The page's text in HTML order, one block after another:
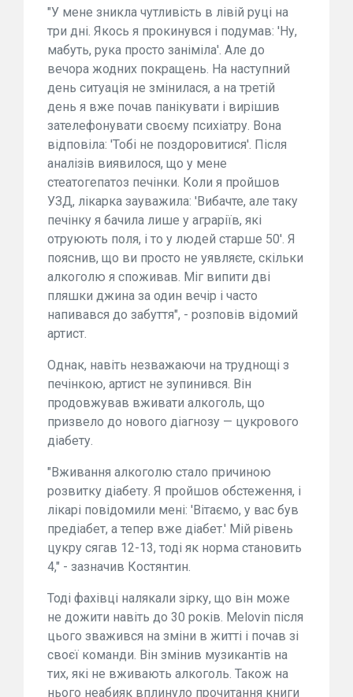
"У мене зникла чутливість в лівій руці на
три дні. Якось я прокинувся і подумав: 'Ну,
мабуть, рука просто заніміла'. Але до
вечора жодних покращень. На наступний
день ситуація не змінилася, а на третій
день я вже почав панікувати і вирішив
зателефонувати своєму психіатру. Вона
відповіла: 'Тобі не поздоровитися'. Після
аналізів виявилося, що у мене
стеатогепатоз печінки. Коли я пройшов
УЗД, лікарка зауважила: 'Вибачте, але таку
печінку я бачила лише у аграріїв, які
отруюють поля, і то у людей старше 50'. Я
пояснив, що ви просто не уявляєте, скільки
алкоголю я споживав. Міг випити дві
пляшки джина за один вечір і часто
напивався до забуття", - розповів відомий
артист.
Однак, навіть незважаючи на труднощі з
печінкою, артист не зупинився. Він
продовжував вживати алкоголь, що
призвело до нового діагнозу — цукрового
діабету.
"Вживання алкоголю стало причиною
розвитку діабету. Я пройшов обстеження, і
лікарі повідомили мені: 'Вітаємо, у вас був
предіабет, а тепер вже діабет.' Мій рівень
цукру сягав 12-13, тоді як норма становить
4," - зазначив Костянтин.
Тоді фахівці налякали зірку, що він може
не дожити навіть до 30 років. Melovin після
цього зважився на зміни в житті і почав зі
своєї команди. Він змінив музикантів на
тих, які не вживають алкоголь. Також на
нього неабияк вплинуло прочитання книги